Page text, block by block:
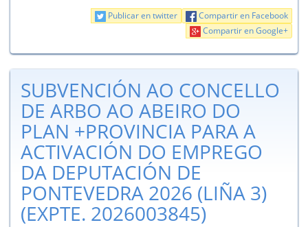
Compartir en Facebook
Publicar en twitter
Compartir en Google+
SUBVENCIÓN AO CONCELLO
DE ARBO AO ABEIRO DO
PLAN +PROVINCIA PARA A
ACTIVACIÓN DO EMPREGO
DA DEPUTACIÓN DE
PONTEVEDRA 2026 (LIÑA 3)
(EXPTE. 2026003845)